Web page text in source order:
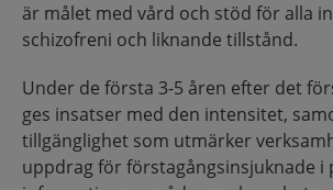
är målet med vård och stöd för alla
schizofreni och liknande tillstånd.
Under de första 3-5 åren efter det
ges insatser med den intensitet,
tillgänglighet som utmärker
uppdrag för förstagångsinsjuknade i